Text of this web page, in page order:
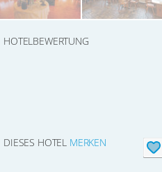
HOTELBEWERTUNG
DIESES HOTEL MERKEN